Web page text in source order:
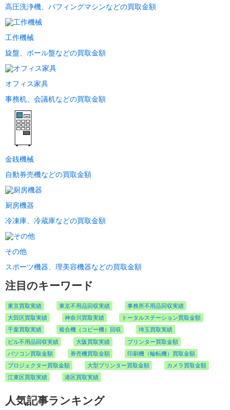
高圧洗浄機、バフィングマシンなどの買取金額
工作機械
旋盤、ボール盤などの買取金額
オフィス家具
事務机、会議机などの買取金額
金銭機械
自動券売機などの買取金額
厨房機器
冷凍庫、冷蔵庫などの買取金額
その他
スポーツ機器、理美容機器などの買取金額
注目のキーワード
東京買取実績 東京不用品回収実績
事務所不用品回収実績
大田区買取実績
神奈川買取実績
トータルステーション買取金額
千葉買取実績
複合機（コピー機）回収
埼玉買取実績
ビル不用品回収実績
大阪買取実績
プリンター買取金額
パソコン買取金額
券売機買取金額
印刷機（輪転機）買取金額
プロジェクター買取金額
大型プリンター買取金額
カメラ買取金額
江東区買取実績
港区買取実績
人気記事ランキング